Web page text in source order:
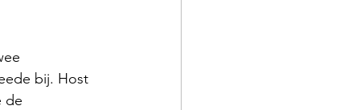
bij. Host
de